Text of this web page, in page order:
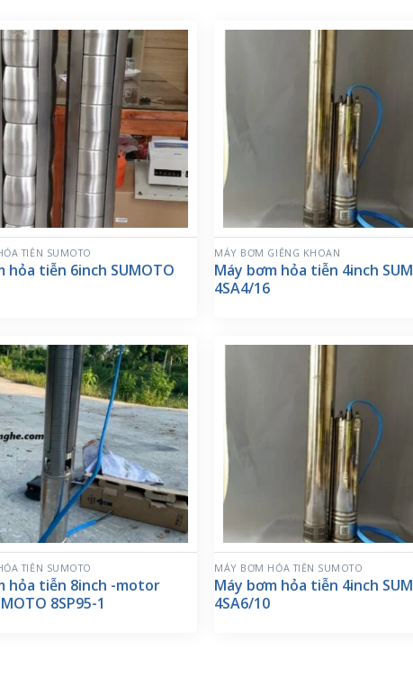
TIỄN SUMOTO
hỏa tiễn 6inch SUMOTO
MÁY BƠM GIẾNG KHOAN
Máy bơm hỏa tiễn 4inch
4SA4/16
TIỄN SUMOTO
hỏa tiễn 8inch -motor
8SP95-1
MÁY BƠM HỎA TIỄN SUMOTO
Máy bơm hỏa tiễn 4inch
4SA6/10